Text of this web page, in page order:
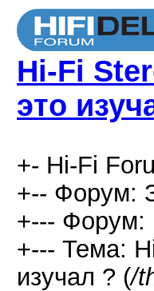
Hi-Fi
это
+- Hi-Fi
+-- Форум:
+--- Форум:
+--- Тема:
изучал ? (/